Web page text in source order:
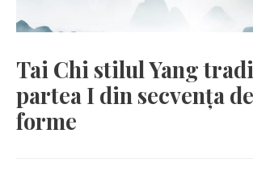
Tai Chi stilul Yang
partea I din secvența
forme